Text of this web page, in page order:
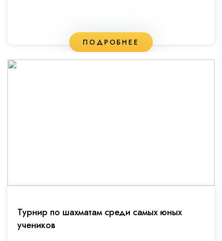
ПОДРОБНЕЕ
Турнир по шахматам среди самых юных
учеников